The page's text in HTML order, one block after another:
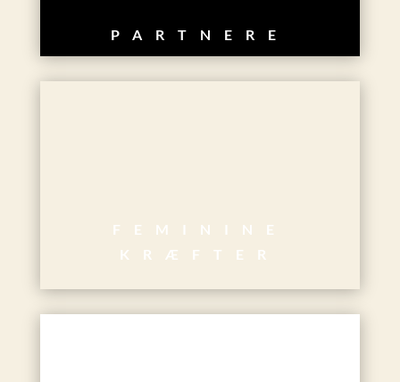
PARTNERE
FEMININE
KRÆFTER